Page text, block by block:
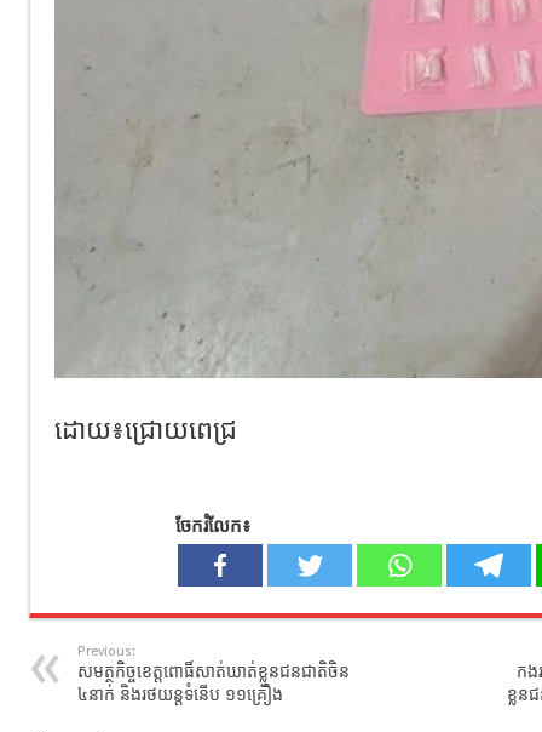
ដោយ៖ជ្រោយពេជ្រ
ចែករំលែក៖
Previous:
សមត្ថកិច្ចខេត្តពោធិ៍សាត់ឃាត់ខ្លួនជនជាតិចិន
៤នាក់ និងរថយន្តទំនើប ១១គ្រឿង
កង
ខ្លួន